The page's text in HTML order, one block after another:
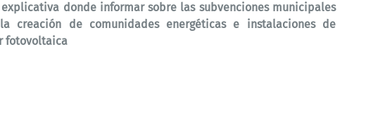
donde informar sobre las subvenciones municipales
creación de comunidades energéticas e instalaciones de
fotovoltaica